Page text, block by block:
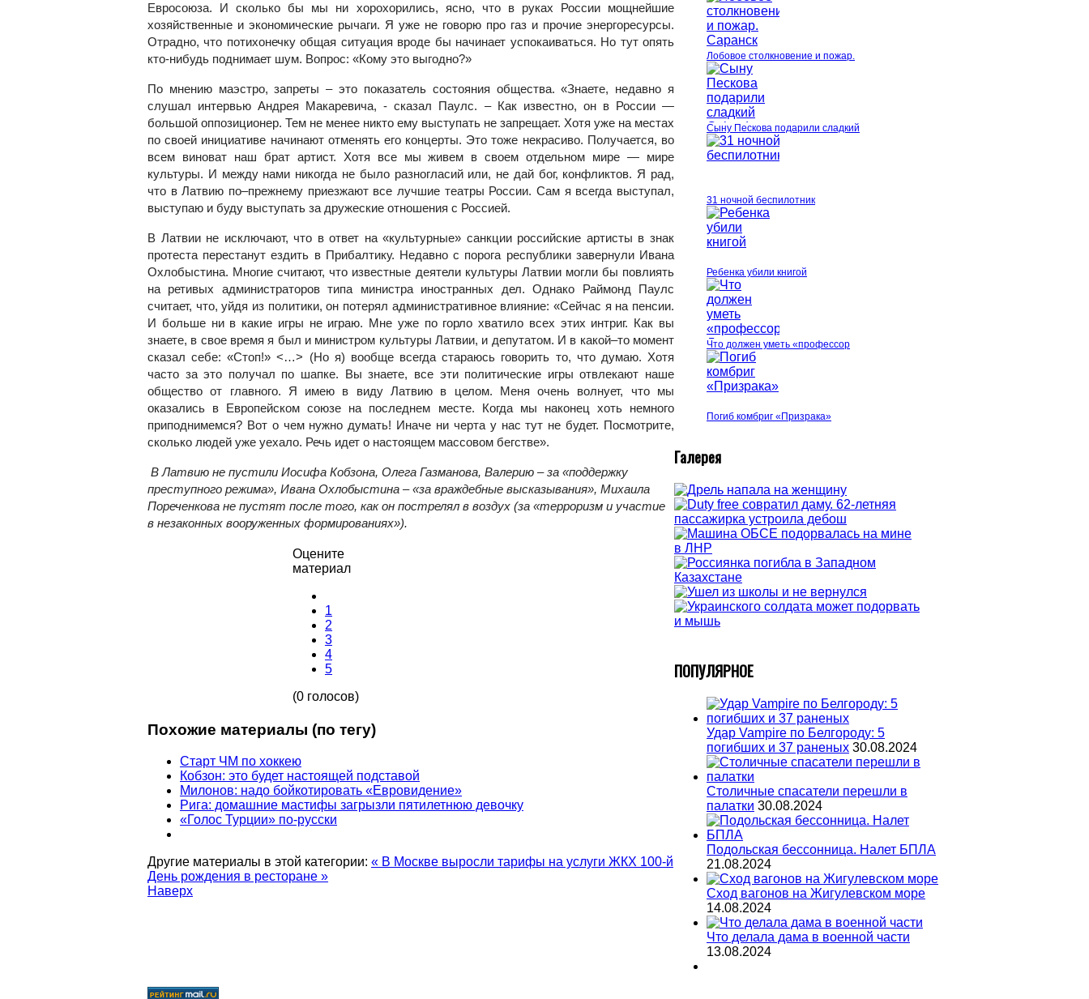
Евросоюза. И сколько бы мы ни хорохорились, ясно, что в руках России мощнейшие
хозяйственные и экономические рычаги. Я уже не говорю про газ и прочие энергоресурсы.
Отрадно, что потихонечку общая ситуация вроде бы начинает успокаиваться. Но тут опять
кто-нибудь поднимает шум. Вопрос: «Кому это выгодно?»
По мнению маэстро, запреты – это показатель состояния общества. «Знаете, недавно я
слушал интервью Андрея Макаревича, - сказал Паулс. – Как известно, он в России —
большой оппозиционер. Тем не менее никто ему выступать не запрещает. Хотя уже на местах
по своей инициативе начинают отменять его концерты. Это тоже некрасиво. Получается, во
всем виноват наш брат артист. Хотя все мы живем в своем отдельном мире — мире
культуры. И между нами никогда не было разногласий или, не дай бог, конфликтов. Я рад,
что в Латвию по–прежнему приезжают все лучшие театры России. Сам я всегда выступал,
выступаю и буду выступать за дружеские отношения с Россией.
В Латвии не исключают, что в ответ на «культурные» санкции российские артисты в знак
протеста перестанут ездить в Прибалтику. Недавно с порога республики завернули Ивана
Охлобыстина. Многие считают, что известные деятели культуры Латвии могли бы повлиять
на ретивых администраторов типа министра иностранных дел. Однако Раймонд Паулс
считает, что, уйдя из политики, он потерял административное влияние: «Сейчас я на пенсии.
И больше ни в какие игры не играю. Мне уже по горло хватило всех этих интриг. Как вы
знаете, в свое время я был и министром культуры Латвии, и депутатом. И в какой–то момент
сказал себе: «Стоп!» <…> (Но я) вообще всегда стараюсь говорить то, что думаю. Хотя
часто за это получал по шапке. Вы знаете, все эти политические игры отвлекают наше
общество от главного. Я имею в виду Латвию в целом. Меня очень волнует, что мы
оказались в Европейском союзе на последнем месте. Когда мы наконец хоть немного
приподнимемся? Вот о чем нужно думать! Иначе ни черта у нас тут не будет. Посмотрите,
сколько людей уже уехало. Речь идет о настоящем массовом бегстве».
В Латвию не пустили Иосифа Кобзона, Олега Газманова, Валерию – за «поддержку
преступного режима», Ивана Охлобыстина – «за враждебные высказывания», Михаила
Пореченкова не пустят после того, как он пострелял в воздух (за «терроризм и участие
в незаконных вооруженных формированиях»).
Оцените
материал
1
2
3
4
5
(0 голосов)
Похожие материалы (по тегу)
Старт ЧМ по хоккею
Кобзон: это будет настоящей подставой
Милонов: надо бойкотировать «Евровидение»
Рига: домашние мастифы загрызли пятилетнюю девочку
«Голос Турции» по-русски
Другие материалы в этой категории: « В Москве выросли тарифы на услуги ЖКХ 100-й
День рождения в ресторане »
Наверх
Лобовое столкновение и пожар.
Сыну Пескова подарили сладкий
31 ночной беспилотник
Ребенка убили книгой
Что должен уметь «профессор
Погиб комбриг «Призрака»
Галерея
ПОПУЛЯРНОЕ
Удар Vampire по Белгороду: 5
погибших и 37 раненых 30.08.2024
Столичные спасатели перешли в
палатки 30.08.2024
Подольская бессонница. Налет БПЛА
21.08.2024
Сход вагонов на Жигулевском море
14.08.2024
Что делала дама в военной части
13.08.2024